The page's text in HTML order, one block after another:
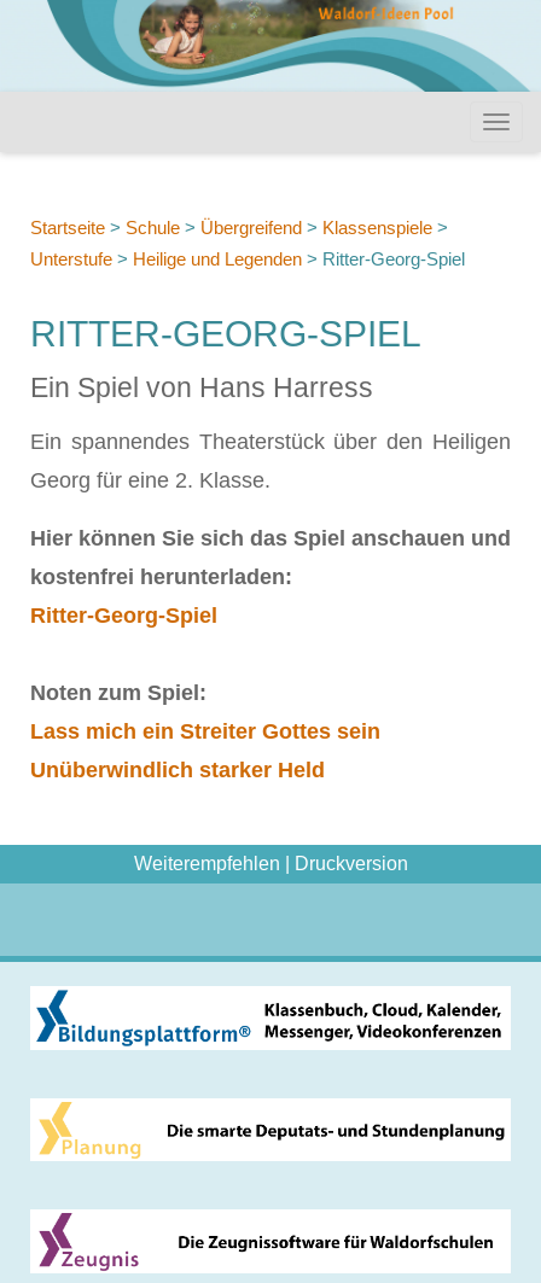
Startseite > Schule > Übergreifend > Klassenspiele >
Unterstufe > Heilige und Legenden > Ritter-Georg-Spiel
RITTER-GEORG-SPIEL
Ein Spiel von Hans Harress
Ein spannendes Theaterstück über den Heiligen
Georg für eine 2. Klasse.
Hier können Sie sich das Spiel anschauen und
kostenfrei herunterladen:
Ritter-Georg-Spiel
Noten zum Spiel:
Lass mich ein Streiter Gottes sein
Unüberwindlich starker Held
Weiterempfehlen Druckversion